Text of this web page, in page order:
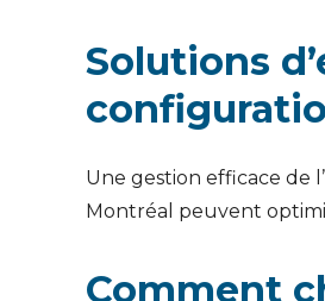
Solutions
Une gestion efficace de
Montréal peuvent
Comment